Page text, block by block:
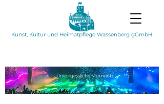
Kunst, Kultur und Heimatpflege Wassenberg gGmbH
UnvergesslicheMomente